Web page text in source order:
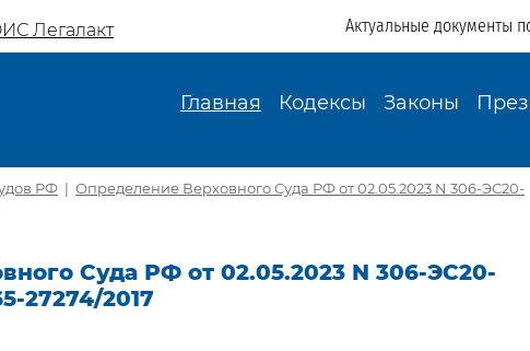
Легалакт Актуальные документы
Главная Кодексы Законы
РФ | Определение Верховного Суда РФ от 02.05.2023 N 306-ЭС20-
Суда РФ от 02.05.2023 N 306-ЭС20-
27274/2017